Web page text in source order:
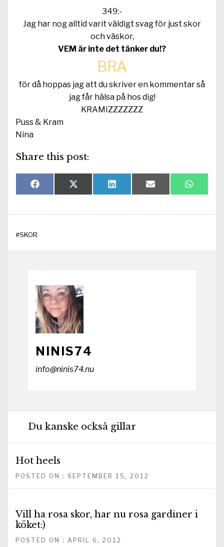
349:-
Jag har nog alltid varit väldigt svag för just skor
och väskor,
VEM är inte det tänker du!?
BRA
för då hoppas jag att du skriver en kommentar så
jag får hälsa på hos dig!
KRAMIZZZZZZZ
Puss & Kram
Nina
Share this post:
Dela
på
F
a
Dela
på
X
(
r
)
Dela
på
L
i
Dela
på
E
-
Dela
på
W
h
#SKOR
NINIS74
info@ninis74.nu
Du kanske också gillar
Hot heels
POSTED ON : SEPTEMBER 15, 2012
Vill ha rosa skor, har nu rosa gardiner i
köket:)
POSTED ON : APRIL 6, 2012